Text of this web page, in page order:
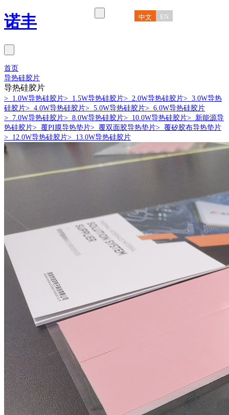
诺丰 中文 EN
首页
导热硅胶片
导热硅胶片
> 1.0W导热硅胶片> 1.5W导热硅胶片> 2.0W导热硅胶片> 3.0W导热
硅胶片> 4.0W导热硅胶片> 5.0W导热硅胶片> 6.0W导热硅胶片
> 7.0W导热硅胶片> 8.0W导热硅胶片> 10.0W导热硅胶片> 新能源导
热硅胶片> 覆PI膜导热垫片> 覆双面胶导热垫片> 覆矽胶布导热垫片
> 12.0W导热硅胶片> 13.0W导热硅胶片